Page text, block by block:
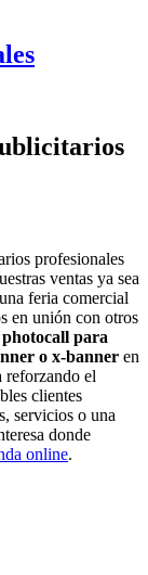
profesionales
ventas ya sea
feria comercial
en unión con otros
para
o x-banner en
reforzando el
clientes
servicios o una
donde
online.